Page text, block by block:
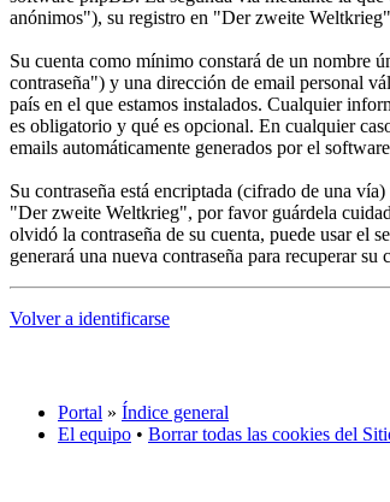
anónimos"), su registro en "Der zweite
Su cuenta como mínimo constará de un nombre
contraseña") y una dirección de email personal
país en el que estamos instalados. Cualquier
es obligatorio y qué es opcional. En cualquier
emails automáticamente generados por el
Su contraseña está encriptada (cifrado de una
"Der zweite Weltkrieg", por favor guárdela
olvidó la contraseña de su cuenta, puede usar el
generará una nueva contraseña para recuperar su
Volver a identificarse
Portal » Índice general
El equipo • Borrar todas las cookies del